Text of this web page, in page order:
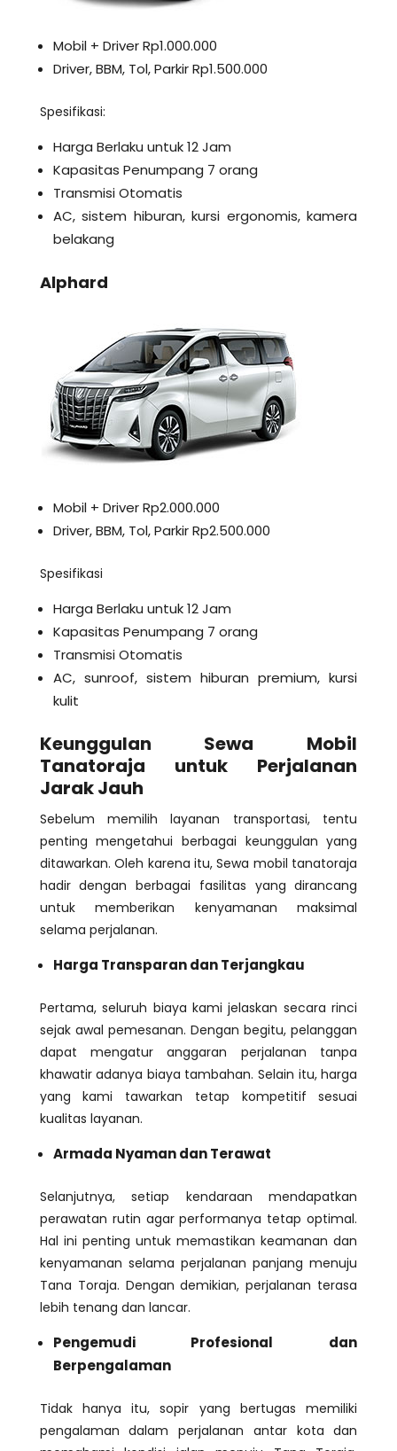
Mobil + Driver Rp1.000.000
Driver, BBM, Tol, Parkir Rp1.500.000
Spesifikasi:
Harga Berlaku untuk 12 Jam
Kapasitas Penumpang 7 orang
Transmisi Otomatis
AC, sistem hiburan, kursi ergonomis, kamera
belakang
Alphard
Mobil + Driver Rp2.000.000
Driver, BBM, Tol, Parkir Rp2.500.000
Spesifikasi
Harga Berlaku untuk 12 Jam
Kapasitas Penumpang 7 orang
Transmisi Otomatis
AC, sunroof, sistem hiburan premium, kursi
kulit
Keunggulan Sewa Mobil
Tanatoraja untuk Perjalanan
Jarak Jauh
Sebelum memilih layanan transportasi, tentu
penting mengetahui berbagai keunggulan yang
ditawarkan. Oleh karena itu, Sewa mobil tanatoraja
hadir dengan berbagai fasilitas yang dirancang
untuk memberikan kenyamanan maksimal
selama perjalanan.
Harga Transparan dan Terjangkau
Pertama, seluruh biaya kami jelaskan secara rinci
sejak awal pemesanan. Dengan begitu, pelanggan
dapat mengatur anggaran perjalanan tanpa
khawatir adanya biaya tambahan. Selain itu, harga
yang kami tawarkan tetap kompetitif sesuai
kualitas layanan.
Armada Nyaman dan Terawat
Selanjutnya, setiap kendaraan mendapatkan
perawatan rutin agar performanya tetap optimal.
Hal ini penting untuk memastikan keamanan dan
kenyamanan selama perjalanan panjang menuju
Tana Toraja. Dengan demikian, perjalanan terasa
lebih tenang dan lancar.
Pengemudi Profesional dan
Berpengalaman
Tidak hanya itu, sopir yang bertugas memiliki
pengalaman dalam perjalanan antar kota dan